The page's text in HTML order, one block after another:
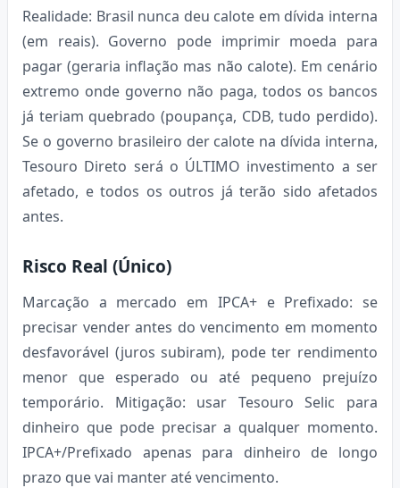
Realidade: Brasil nunca deu calote em dívida interna
(em reais). Governo pode imprimir moeda para
pagar (geraria inflação mas não calote). Em cenário
extremo onde governo não paga, todos os bancos
já teriam quebrado (poupança, CDB, tudo perdido).
Se o governo brasileiro der calote na dívida interna,
Tesouro Direto será o ÚLTIMO investimento a ser
afetado, e todos os outros já terão sido afetados
antes.
Risco Real (Único)
Marcação a mercado em IPCA+ e Prefixado: se
precisar vender antes do vencimento em momento
desfavorável (juros subiram), pode ter rendimento
menor que esperado ou até pequeno prejuízo
temporário. Mitigação: usar Tesouro Selic para
dinheiro que pode precisar a qualquer momento.
IPCA+/Prefixado apenas para dinheiro de longo
prazo que vai manter até vencimento.